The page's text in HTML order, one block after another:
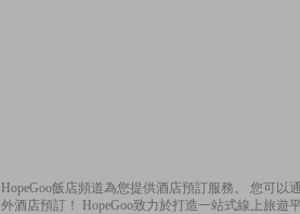
HopeGoo飯店頻道為您提供酒店預訂服務。 您可
外酒店預訂！ HopeGoo致力於打造一站式線上旅